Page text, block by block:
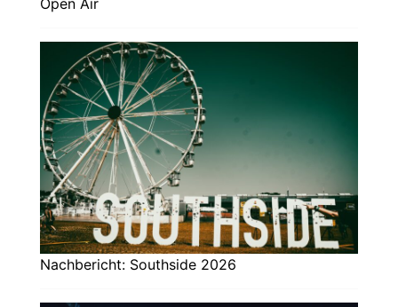
Nachbericht: Southside 2026